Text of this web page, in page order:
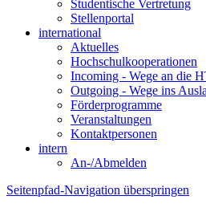
Studentische Vertretung
Stellenportal
international
Aktuelles
Hochschulkooperationen
Incoming - Wege an die
Outgoing - Wege ins
Förderprogramme
Veranstaltungen
Kontaktpersonen
intern
An-/Abmelden
Seitenpfad-Navigation überspringen